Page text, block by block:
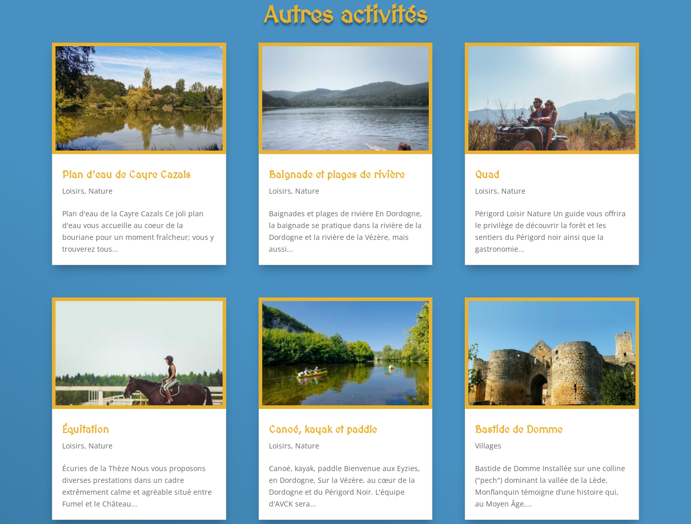
Autres activités
Plan d’eau de Cayre Cazals
Loisirs, Nature
Plan d'eau de la Cayre Cazals Ce joli plan
d'eau vous accueille au coeur de la
bouriane pour un moment fraîcheur; vous y
trouverez tous...
Équitation
Loisirs, Nature
Écuries de la Thèze Nous vous proposons
diverses prestations dans un cadre
extrêmement calme et agréable situé entre
Fumel et le Château...
Baignade et plages de rivière
Loisirs, Nature
Baignades et plages de rivière En Dordogne,
la baignade se pratique dans la rivière de la
Dordogne et la rivière de la Vézère, mais
aussi...
Canoé, kayak et paddle
Loisirs, Nature
Canoé, kayak, paddle Bienvenue aux Eyzies,
en Dordogne, Sur la Vézère, au cœur de la
Dordogne et du Périgord Noir. L'équipe
d'AVCK sera...
Quad
Loisirs, Nature
Périgord Loisir Nature Un guide vous offrira
le privilège de découvrir la forêt et les
sentiers du Périgord noir ainsi que la
gastronomie...
Bastide de Domme
Villages
Bastide de Domme Installée sur une colline
("pech") dominant la vallée de la Lède,
Monflanquin témoigne d’une histoire qui,
au Moyen Âge,...